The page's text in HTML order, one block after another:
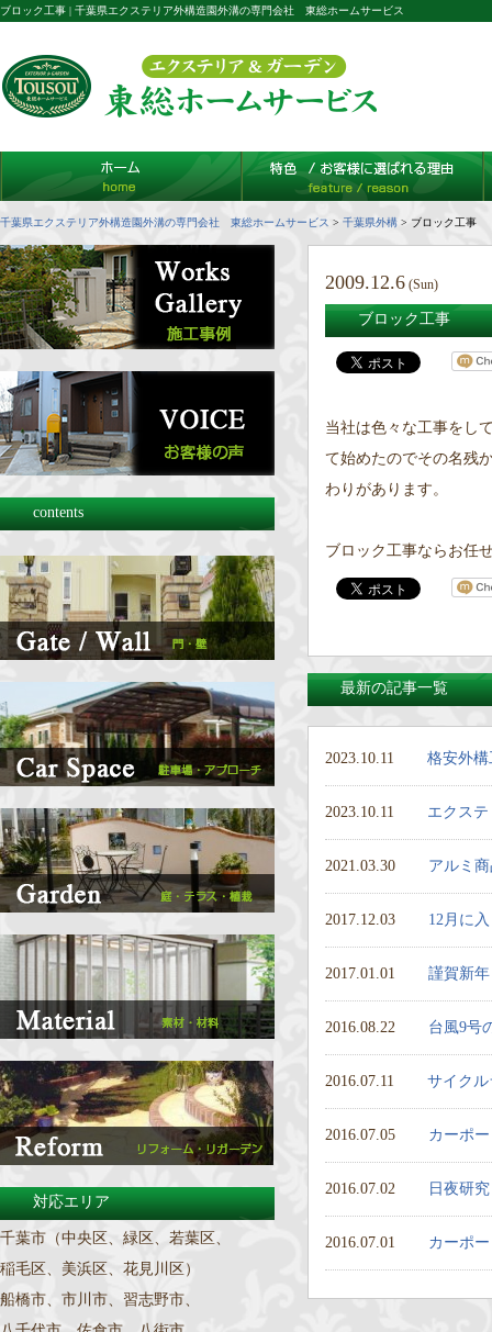
ブロック工事 | 千葉県エクステリア外構造園外溝の専門会社 東総ホームサービス
千葉県エクステリア外構造園外溝の専門会社 東総ホームサービス > 千葉県外構 > ブロック工事
2009.12.6 (Sun)
ブロック工事
当社は色々な工事をし
て始めたのでその名残
わりがあります。
ブロック工事ならお任
最新の記事一覧
2023.10.11 格安外
2023.10.11 エクス
2021.03.30 アルミ
2017.12.03 12月に
2017.01.01 謹賀新年
2016.08.22 台風9号
2016.07.11 サイク
2016.07.05 カーポ
2016.07.02 日夜研
2016.07.01 カーポ
contents
対応エリア
千葉市（中央区、緑区、若葉区、
稲毛区、美浜区、花見川区）
船橋市、市川市、習志野市、